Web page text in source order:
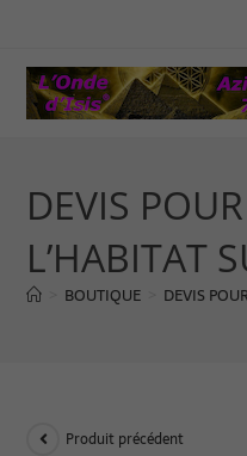
DEVIS
L’HABITAT
BOUTIQUE DEVIS
Produit précédent